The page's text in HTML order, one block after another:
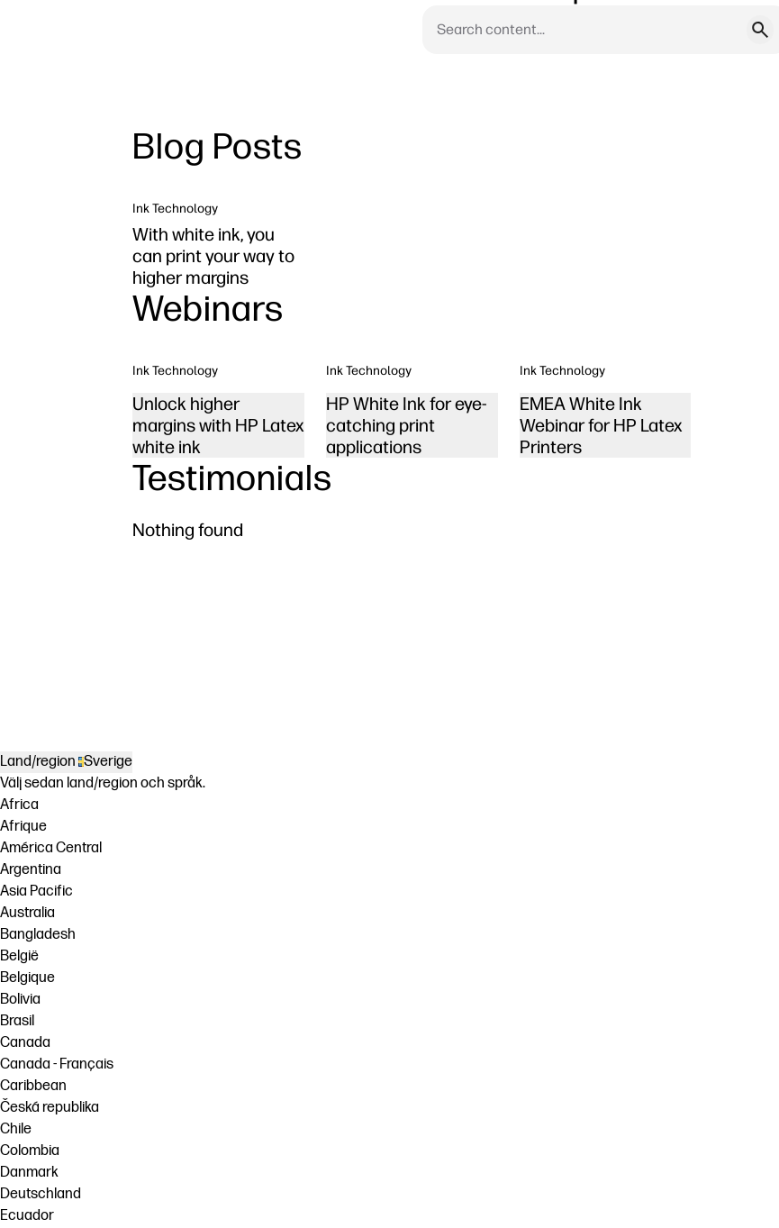
Blog Posts
Ink Technology
With white ink, you
can print your way to
higher margins
Webinars
Ink Technology
Unlock higher
margins with HP Latex
white ink
Ink Technology
HP White Ink for eye-
catching print
applications
Ink Technology
EMEA White Ink
Webinar for HP Latex
Printers
Testimonials
Nothing found
Land/region Sverige
Välj sedan land/region och språk.
Africa
Afrique
América Central
Argentina
Asia Pacific
Australia
Bangladesh
België
Belgique
Bolivia
Brasil
Canada
Canada - Français
Caribbean
Česká republika
Chile
Colombia
Danmark
Deutschland
Ecuador